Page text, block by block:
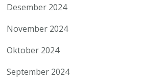
Desember 2024
November 2024
Oktober 2024
September 2024